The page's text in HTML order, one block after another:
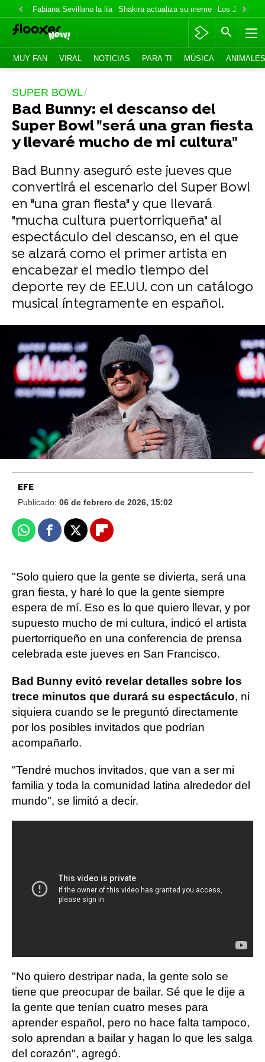
Fabiana Sevillano la lía Shakira actualiza su meme Los Jonas
MUY FAN VIRAL NOTICIAS PARA TI MÚSICA ANIMALES
SUPER BOWL
Bad Bunny: el descanso del
Super Bowl "será una gran fiesta
y llevaré mucho de mi cultura"
Bad Bunny aseguró este jueves que
convertirá el escenario del Super Bowl
en "una gran fiesta" y que llevará
"mucha cultura puertorriqueña" al
espectáculo del descanso, en el que
se alzará como el primer artista en
encabezar el medio tiempo del
deporte rey de EE.UU. con un catálogo
musical íntegramente en español.
Bad Bunny hace historia al ganar el Grammy
a mejor disco del año y carga contra ICE: "No
somos salvajes, no somos animales, no
somos aliens. Somos humanos"
EFE
Publicado: 06 de febrero de 2026, 15:02
WhatsappFacebook
X Flipboard
"Solo quiero que la gente se divierta, será una
gran fiesta, y haré lo que la gente siempre
espera de mí. Eso es lo que quiero llevar, y por
supuesto mucho de mi cultura, indicó el artista
puertorriqueño en una conferencia de prensa
celebrada este jueves en San Francisco.
Bad Bunny evitó revelar detalles sobre los
trece minutos que durará su espectáculo, ni
siquiera cuando se le preguntó directamente
por los posibles invitados que podrían
acompañarlo.
"Tendré muchos invitados, que van a ser mi
familia y toda la comunidad latina alrededor del
mundo", se limitó a decir.
"No quiero destripar nada, la gente solo se
tiene que preocupar de bailar. Sé que le dije a
la gente que tenían cuatro meses para
aprender español, pero no hace falta tampoco,
solo aprendan a bailar y hagan lo que les salga
del corazón", agregó.